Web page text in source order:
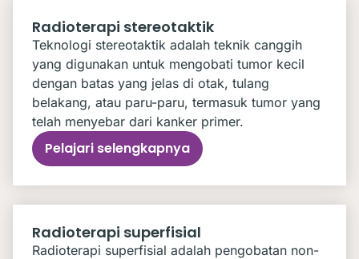
Radioterapi stereotaktik
Teknologi stereotaktik adalah teknik canggih
yang digunakan untuk mengobati tumor kecil
dengan batas yang jelas di otak, tulang
belakang, atau paru-paru, termasuk tumor yang
telah menyebar dari kanker primer.
Pelajari selengkapnya
Radioterapi superfisial
Radioterapi superfisial adalah pengobatan non-